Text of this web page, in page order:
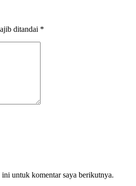
ditandai *
ini untuk komentar saya berikutnya.